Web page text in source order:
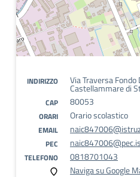
INDIRIZZO Via Traversa
Castellammare di
CAP 80053
ORARI Orario scolastico
EMAIL
PEC
TELEFONO
0818701043
Naviga su Google